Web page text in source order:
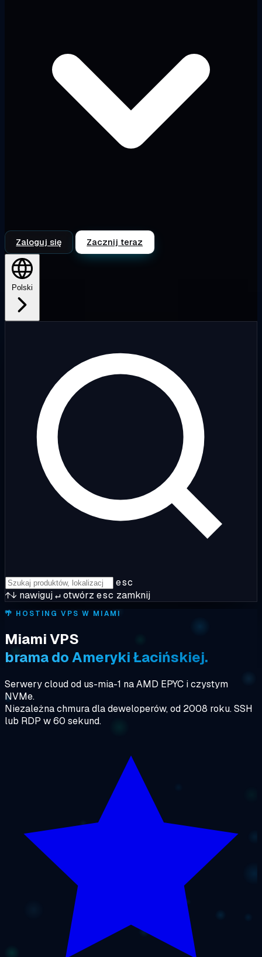
Zaloguj się Zacznij teraz
Polski
esc
↑↓ nawiguj↵otwórz esc zamknij
🌴 HOSTING VPS W MIAMI
Miami VPS
brama do Ameryki Łacińskiej.
Serwery cloud od us-mia-1 na AMD EPYC i czystym
NVMe.
Niezależna chmura dla deweloperów, od 2008 roku. SSH
lub RDP w 60 sekund.